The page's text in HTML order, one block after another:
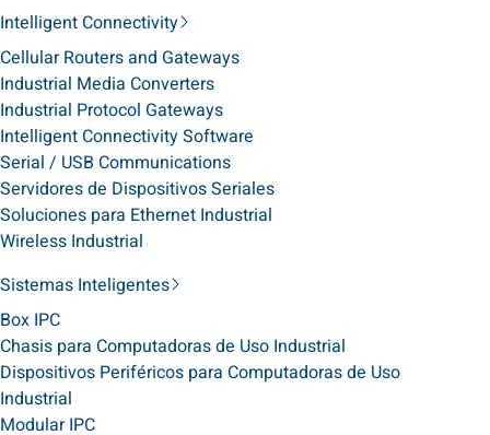
Intelligent Connectivity
Cellular Routers and Gateways
Industrial Media Converters
Industrial Protocol Gateways
Intelligent Connectivity Software
Serial / USB Communications
Servidores de Dispositivos Seriales
Soluciones para Ethernet Industrial
Wireless Industrial
Sistemas Inteligentes
Box IPC
Chasis para Computadoras de Uso Industrial
Dispositivos Periféricos para Computadoras de Uso
Industrial
Modular IPC